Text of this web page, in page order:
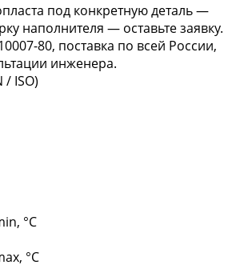
под конкретную деталь —
наполнителя — оставьте заявку.
80, поставка по всей России,
инженера.
/ ISO)
°C
°C